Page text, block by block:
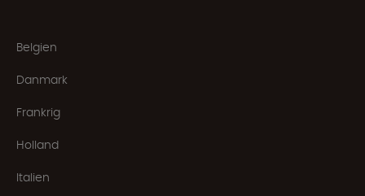
Belgien
Danmark
Frankrig
Holland
Italien